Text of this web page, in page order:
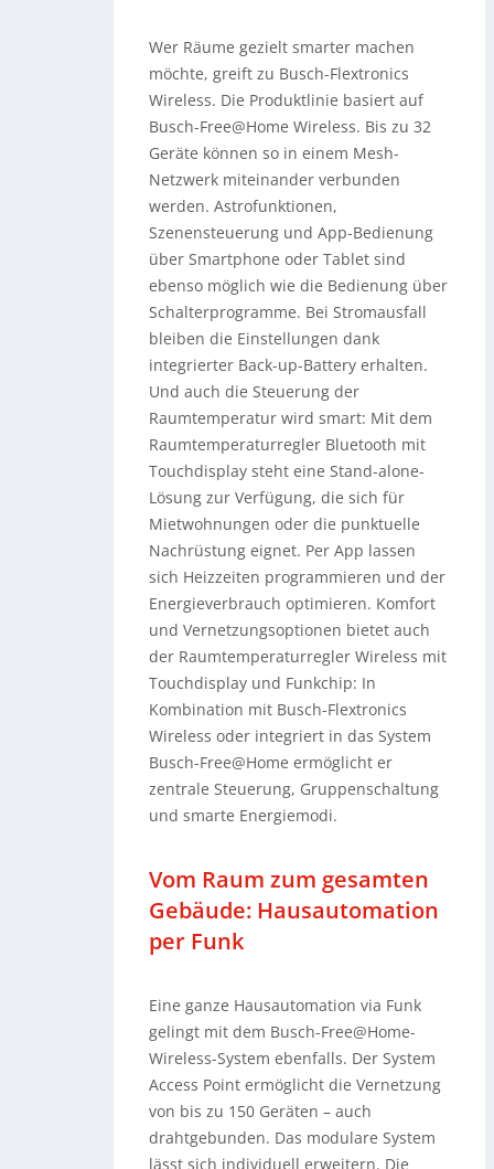
Wer Räume gezielt smarter machen
möchte, greift zu Busch-Flextronics
Wireless. Die Produktlinie basiert auf
Busch-Free@Home Wireless. Bis zu 32
Geräte können so in einem Mesh-
Netzwerk miteinander verbunden
werden. Astrofunktionen,
Szenensteuerung und App-Bedienung
über Smartphone oder Tablet sind
ebenso möglich wie die Bedienung über
Schalterprogramme. Bei Stromausfall
bleiben die Einstellungen dank
integrierter Back-up-Battery erhalten.
Und auch die Steuerung der
Raumtemperatur wird smart: Mit dem
Raumtemperaturregler Bluetooth mit
Touchdisplay steht eine Stand-alone-
Lösung zur Verfügung, die sich für
Mietwohnungen oder die punktuelle
Nachrüstung eignet. Per App lassen
sich Heizzeiten programmieren und der
Energieverbrauch optimieren. Komfort
und Vernetzungsoptionen bietet auch
der Raumtemperaturregler Wireless mit
Touchdisplay und Funkchip: In
Kombination mit Busch-Flextronics
Wireless oder integriert in das System
Busch-Free@Home ermöglicht er
zentrale Steuerung, Gruppenschaltung
und smarte Energiemodi.
Vom Raum zum gesamten
Gebäude: Hausautomation
per Funk
Eine ganze Hausautomation via Funk
gelingt mit dem Busch-Free@Home-
Wireless-System ebenfalls. Der System
Access Point ermöglicht die Vernetzung
von bis zu 150 Geräten – auch
drahtgebunden. Das modulare System
lässt sich individuell erweitern. Die